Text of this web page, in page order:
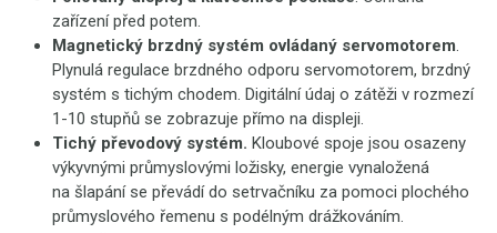
zařízení před potem.
Magnetický brzdný systém ovládaný servomotorem.
Plynulá regulace brzdného odporu servomotorem, brzdný
systém s tichým chodem. Digitální údaj o zátěži v rozmezí
1-10 stupňů se zobrazuje přímo na displeji.
Tichý převodový systém. Kloubové spoje jsou osazeny
výkyvnými průmyslovými ložisky, energie vynaložená
na šlapání se převádí do setrvačníku za pomoci plochého
průmyslového řemenu s podélným drážkováním.